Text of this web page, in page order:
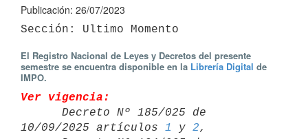
Publicación: 26/07/2023
El Registro Nacional de Leyes y Decretos del presente
semestre se encuentra disponible en la Librería Digital de
IMPO.
Ver vigencia:
10/09/2025 artículos 1 y 2,